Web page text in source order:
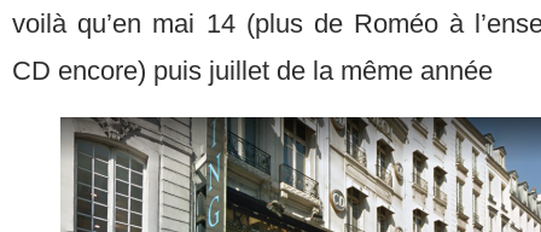
voilà qu’en mai 14 (plus de Roméo à
CD encore) puis juillet de la même année